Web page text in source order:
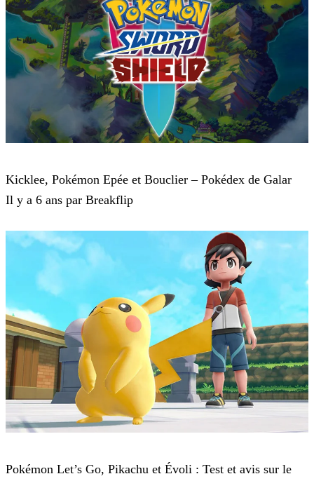
Kicklee, Pokémon Epée et Bouclier – Pokédex de Galar
Il y a 6 ans par Breakflip
Pokémon Let’s Go, Pikachu et Évoli : Test et avis sur le